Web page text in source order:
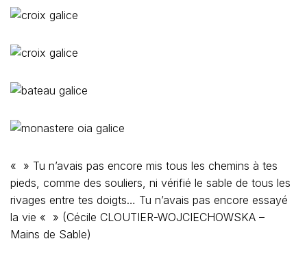
« » Tu n’avais pas encore mis tous les chemins à tes
pieds, comme des souliers, ni vérifié le sable de tous les
rivages entre tes doigts… Tu n’avais pas encore essayé
la vie « » (Cécile CLOUTIER-WOJCIECHOWSKA –
Mains de Sable)